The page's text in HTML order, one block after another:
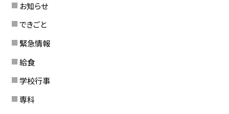
お知らせ
できごと
緊急情報
給食
学校行事
専科